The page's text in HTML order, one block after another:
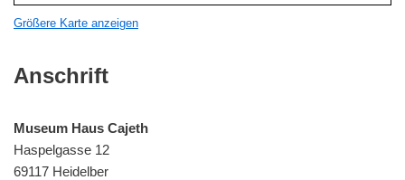
Größere Karte anzeigen
Anschrift
Museum Haus Cajeth
Haspelgasse 12
69117 Heidelber